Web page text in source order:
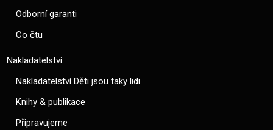
Odborní garanti
Co čtu
Nakladatelství
Nakladatelství Děti jsou taky lidi
Knihy & publikace
Připravujeme